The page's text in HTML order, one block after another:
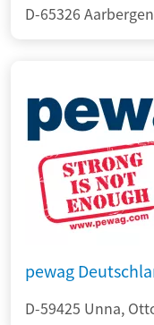
D-65326
pewag
D-59425 Unna,